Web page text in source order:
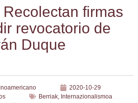
fir­mas
revo­ca­to­rio de
Duque
2020-10-29
Berriak, Internazionalismoa